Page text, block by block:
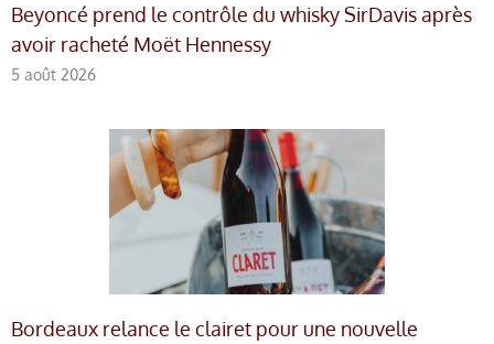
Beyoncé prend le contrôle du whisky SirDavis après
avoir racheté Moët Hennessy
5 août 2026
Bordeaux relance le clairet pour une nouvelle